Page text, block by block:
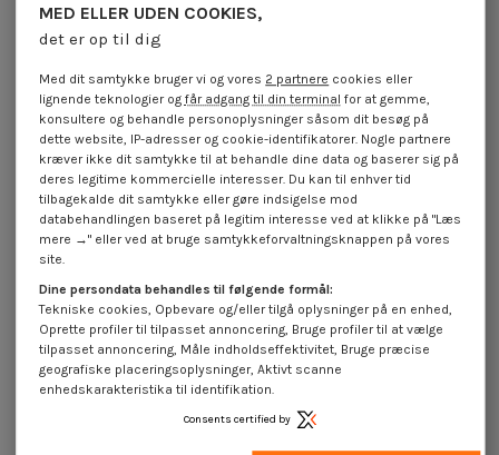
Anmeldelser (0)
Kunder, der købte denne vare, købte også
MED ELLER UDEN COOKIES,
det er op til dig
Med dit samtykke bruger vi og vores 2 partnere cookies eller
lignende teknologier ogfår adgang til din terminal for at gemme,
konsultere og behandle personoplysninger såsom dit besøg på
dette website, IP-adresser og cookie-identifikatorer. Nogle partnere
kræver ikke dit samtykke til at behandle dine data og baserer sig på
deres legitime kommercielle interesser. Du kan til enhver tid
tilbagekalde dit samtykke eller gøre indsigelse mod
databehandlingen baseret på legitim interesse ved at klikke på "Læs
mere →" eller ved at bruge samtykkeforvaltningsknappen på vores
site.
Dine persondata behandles til følgende formål:
Tekniske cookies, Opbevare og/eller tilgå oplysninger på en enhed,
Oprette profiler til tilpasset annoncering, Bruge profiler til at vælge
tilpasset annoncering, Måle indholdseffektivitet, Bruge præcise
geografiske placeringsoplysninger, Aktivt scanne
enhedskarakteristika til identifikation.
Consents certified by